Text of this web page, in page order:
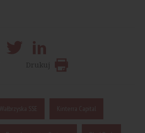
Drukuj
Wałbrzyska SSE Kinterra Capital